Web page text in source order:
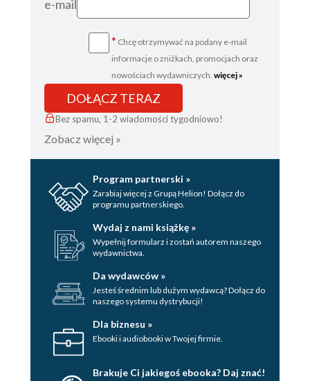
e-mail
* Chcę otrzymywać na podany e-mail
informacje o zniżkach, promocjach oraz
nowościach wydawniczych. więcej »
DOŁĄCZ TERAZ
Bez spamu, 1-2 wiadomości tygodniowo!
Zobacz więcej »
Program partnerski »
Zarabiaj więcej z Grupą Helion! Dołącz do
programu partnerskiego.
Wydaj z nami książkę »
Wypełnij formularz i zostań autorem naszego
wydawnictwa.
Da wydawców »
Jesteś średnim lub dużym wydawcą? Dołącz do
naszego systemu dystrybucji!
Dla biznesu »
Ebooki i audiobooki w Twojej firmie.
Brakuje Ci jakiegoś ebooka? Daj znać!